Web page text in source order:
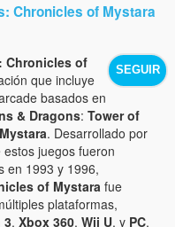
Chronicles of Mystara
SEGUIR
Chronicles of
que incluye
basados en
& Dragons:Tower of
. Desarrollado por
juegos fueron
en 1993 y 1996,
of Mystara fue
plataformas,
3,Xbox 360,Wii U, y PC,